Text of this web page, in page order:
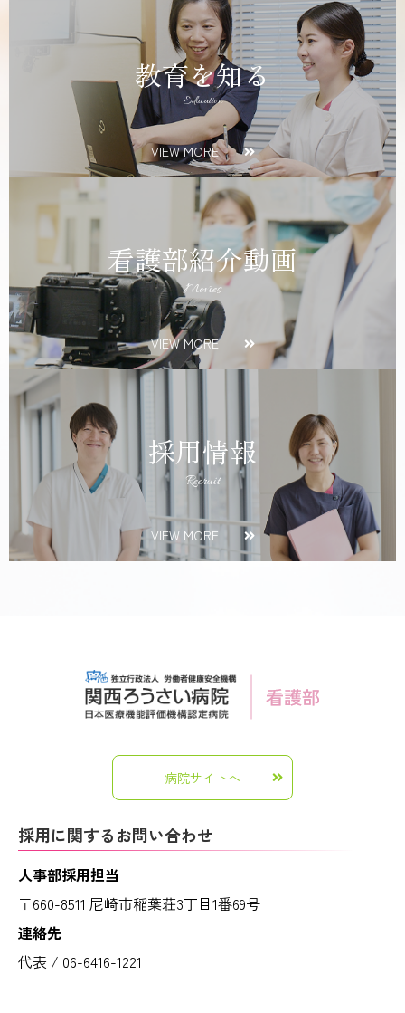
教育を知る
Education
VIEW MORE
看護部紹介動画
Movies
VIEW MORE
採用情報
Recruit
VIEW MORE
病院サイトへ
採用に関するお問い合わせ
人事部採用担当
〒660-8511 尼崎市稲葉荘3丁目1番69号
連絡先
代表 / 06-6416-1221